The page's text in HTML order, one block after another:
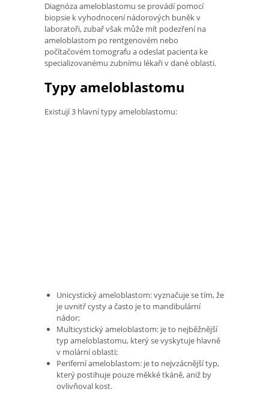
Diagnóza ameloblastomu se provádí pomocí
biopsie k vyhodnocení nádorových buněk v
laboratoři, zubař však může mít podezření na
ameloblastom po rentgenovém nebo
počítačovém tomografu a odeslat pacienta ke
specializovanému zubnímu lékaři v dané oblasti.
Typy ameloblastomu
Existují 3 hlavní typy ameloblastomu:
Unicystický ameloblastom: vyznačuje se tím, že
je uvnitř cysty a často je to mandibulární
nádor;
Multicystický ameloblastom: je to nejběžnější
typ ameloblastomu, který se vyskytuje hlavně
v molární oblasti;
Periferní ameloblastom: je to nejvzácnější typ,
který postihuje pouze měkké tkáně, aniž by
ovlivňoval kost.